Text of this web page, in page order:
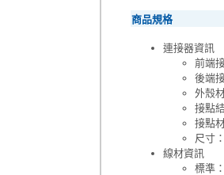
商品規格
連接器資訊
前端
後端
外殼
接點
接點
尺寸
線材資訊
標準